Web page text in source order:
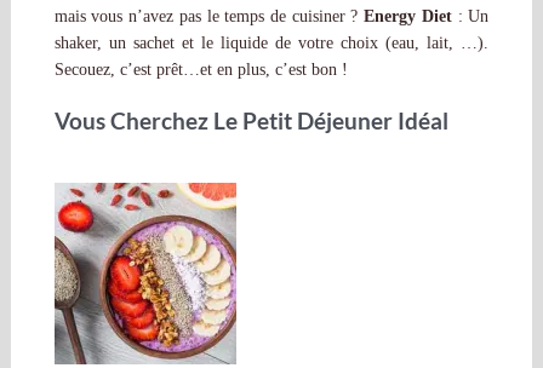
mais vous n’avez pas le temps de cuisiner ?Energy Diet: Un
shaker, un sachet et le liquide de votre choix (eau, lait, …).
Secouez, c’est prêt…et en plus, c’est bon !
Vous Cherchez Le Petit Déjeuner Idéal